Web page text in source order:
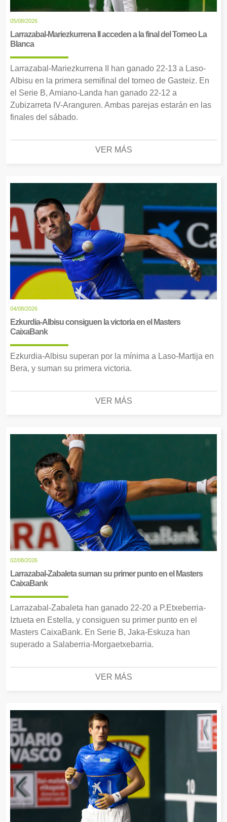
05/08/2026
Larrazabal-Mariezkurrena II acceden a la final del Torneo La
Blanca
Larrazabal-Mariezkurrena II han ganado 22-13 a Laso-
Albisu en la primera semifinal del torneo de Gasteiz. En
el Serie B, Amiano-Landa han ganado 22-12 a
Zubizarreta IV-Aranguren. Ambas parejas estarán en las
finales del sábado.
VER MÁS
04/08/2026
Ezkurdia-Albisu consiguen la victoria en el Masters
CaixaBank
Ezkurdia-Albisu superan por la mínima a Laso-Martija en
Bera, y suman su primera victoria.
VER MÁS
02/08/2026
Larrazabal-Zabaleta suman su primer punto en el Masters
CaixaBank
Larrazabal-Zabaleta han ganado 22-20 a P.Etxeberria-
Iztueta en Estella, y consiguen su primer punto en el
Masters CaixaBank. En Serie B, Jaka-Eskuza han
superado a Salaberria-Morgaetxebarria.
VER MÁS